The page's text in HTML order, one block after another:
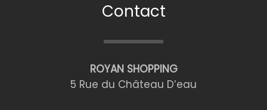
Contact
ROYAN SHOPPING
5 Rue du Château D’eau